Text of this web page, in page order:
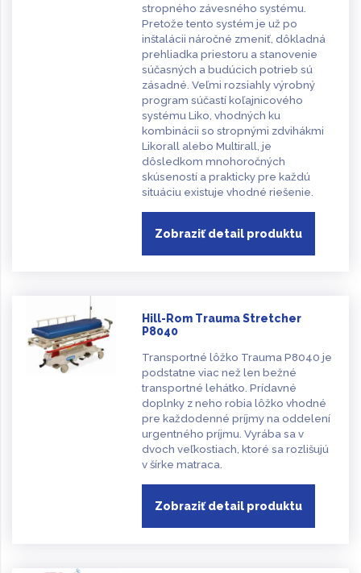
stropného závesného systému.
Pretože tento systém je už po
inštalácii náročné zmeniť, dôkladná
prehliadka priestoru a stanovenie
súčasných a budúcich potrieb sú
zásadné. Veľmi rozsiahly výrobný
program súčastí koľajnicového
systému Liko, vhodných ku
kombinácii so stropnými zdvihákmi
Likorall alebo Multirall, je
dôsledkom mnohoročných
skúseností a prakticky pre každú
situáciu existuje vhodné riešenie.
Zobraziť detail produktu
Hill-Rom Trauma Stretcher
P8040
Transportné lôžko Trauma P8040 je
podstatne viac než len bežné
transportné lehátko. Prídavné
doplnky z neho robia lôžko vhodné
pre každodenné príjmy na oddelení
urgentného príjmu. Vyrába sa v
dvoch veľkostiach, ktoré sa rozlišujú
v šírke matraca.
Zobraziť detail produktu